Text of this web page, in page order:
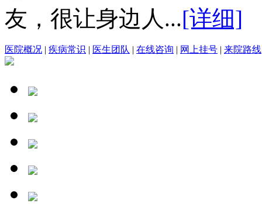
友，很让身边人...[详细]
医院概况 | 疾病常识 | 医生团队 | 在线咨询 | 网上挂号 | 来院路线